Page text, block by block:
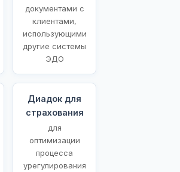
документами с
клиентами,
использующими
другие системы
ЭДО
Диадок для
страхования
для
оптимизации
процесса
урегулирования